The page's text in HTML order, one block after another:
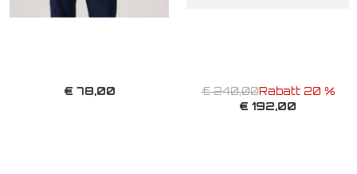
€ 78,00 € 240,00Rabatt 20 %
€ 192,00